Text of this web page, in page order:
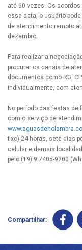
até 60 vezes. Os
essa data, o usuário
de atendimento remoto
dezembro.
Para realizar a
procurar os canais de
documentos como RG,
individualmente, com
No período das festas de
com o serviço de
fixo) 24 horas, sete dias
celular e demais
pelo (19) 9 7405-9200
Compartilhar: